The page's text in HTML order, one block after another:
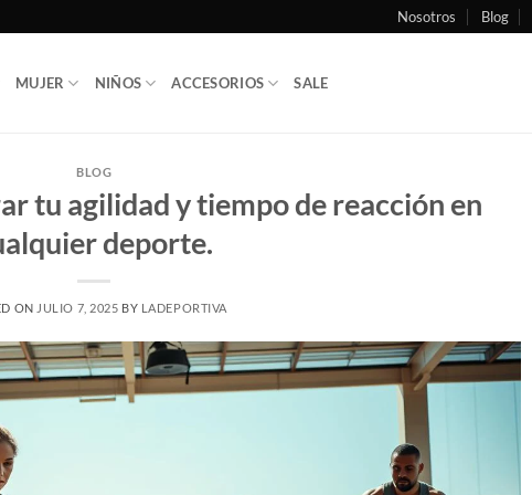
Nosotros Blog
MUJER NIÑOS ACCESORIOS SALE
BLOG
tu agilidad y tiempo de reacción en
deporte.
ON JULIO 7, 2025 BY LADEPORTIVA